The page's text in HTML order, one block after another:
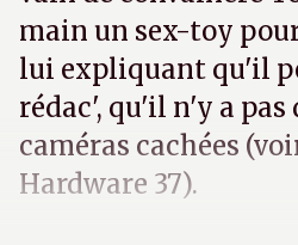
main un sex-toy
lui expliquant qu'il
rédac', qu'il n'y a pas
caméras cachées
Hardware 37).